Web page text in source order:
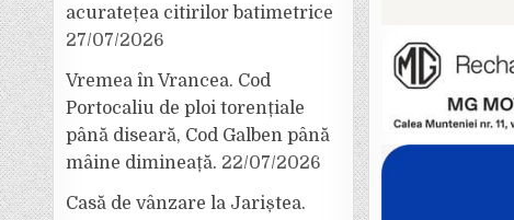
acuratețea citirilor batimetrice
27/07/2026
Vremea în Vrancea. Cod
Portocaliu de ploi torențiale
până diseară, Cod Galben până
mâine dimineață. 22/07/2026
Casă de vânzare la Jariștea.